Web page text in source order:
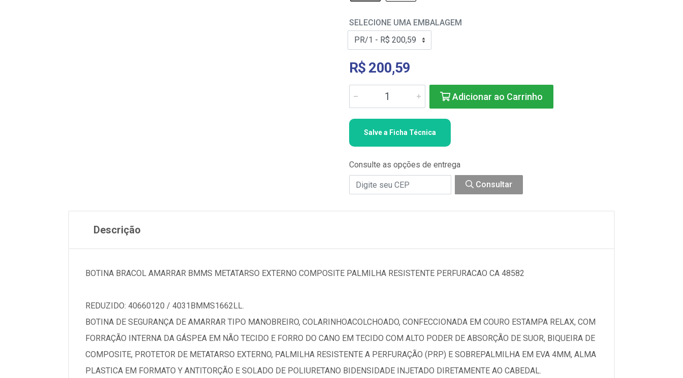
SELECIONE UMA EMBALAGEM
R$ 200,59
Adicionar ao Carrinho
Salve a Ficha Técnica
Consulte as opções de entrega
Consultar
Descrição
BOTINA BRACOL AMARRAR BMMS METATARSO EXTERNO COMPOSITE PALMILHA RESISTENTE PERFURACAO CA 48582
REDUZIDO: 40660120 / 4031BMMS1662LL.
BOTINA DE SEGURANÇA DE AMARRAR TIPO MANOBREIRO, COLARINHOACOLCHOADO, CONFECCIONADA EM COURO ESTAMPA RELAX, COM
FORRAÇÃO INTERNA DA GÁSPEA EM NÃO TECIDO E FORRO DO CANO EM TECIDO COM ALTO PODER DE ABSORÇÃO DE SUOR, BIQUEIRA DE
COMPOSITE, PROTETOR DE METATARSO EXTERNO, PALMILHA RESISTENTE A PERFURAÇÃO (PRP) E SOBREPALMILHA EM EVA 4MM, ALMA
PLASTICA EM FORMATO Y ANTITORÇÃO E SOLADO DE POLIURETANO BIDENSIDADE INJETADO DIRETAMENTE AO CABEDAL.